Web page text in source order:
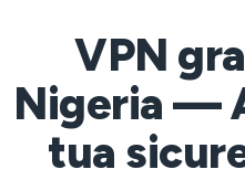
VPN
Nigeria —
tua